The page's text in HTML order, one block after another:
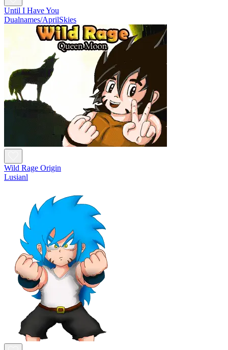
Until I Have You
Dualnames/AprilSkies
Wild Rage Origin
Lusianl